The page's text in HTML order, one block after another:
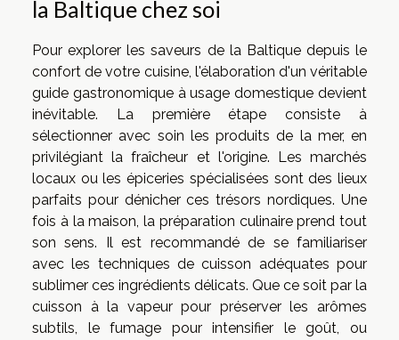
la Baltique chez soi
Pour explorer les saveurs de la Baltique depuis le
confort de votre cuisine, l'élaboration d'un véritable
guide gastronomique à usage domestique devient
inévitable. La première étape consiste à
sélectionner avec soin les produits de la mer, en
privilégiant la fraîcheur et l'origine. Les marchés
locaux ou les épiceries spécialisées sont des lieux
parfaits pour dénicher ces trésors nordiques. Une
fois à la maison, la préparation culinaire prend tout
son sens. Il est recommandé de se familiariser
avec les techniques de cuisson adéquates pour
sublimer ces ingrédients délicats. Que ce soit par la
cuisson à la vapeur pour préserver les arômes
subtils, le fumage pour intensifier le goût, ou